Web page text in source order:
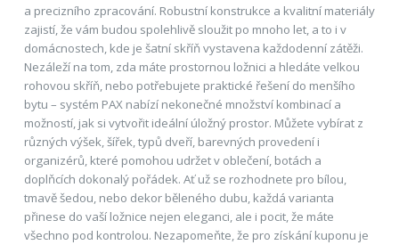
a precizního zpracování. Robustní konstrukce a kvalitní materiály
zajistí, že vám budou spolehlivě sloužit po mnoho let, a to i v
domácnostech, kde je šatní skříň vystavena každodenní zátěži.
Nezáleží na tom, zda máte prostornou ložnici a hledáte velkou
rohovou skříň, nebo potřebujete praktické řešení do menšího
bytu – systém PAX nabízí nekonečné množství kombinací a
možností, jak si vytvořit ideální úložný prostor. Můžete vybírat z
různých výšek, šířek, typů dveří, barevných provedení i
organizérů, které pomohou udržet v oblečení, botách a
doplňcích dokonalý pořádek. Ať už se rozhodnete pro bílou,
tmavě šedou, nebo dekor běleného dubu, každá varianta
přinese do vaší ložnice nejen eleganci, ale i pocit, že máte
všechno pod kontrolou. Nezapomeňte, že pro získání kuponu je